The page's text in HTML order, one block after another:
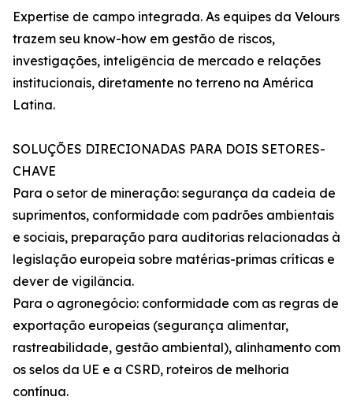
Expertise de campo integrada. As equipes da Velours
trazem seu know-how em gestão de riscos,
investigações, inteligência de mercado e relações
institucionais, diretamente no terreno na América
Latina.
SOLUÇÕES DIRECIONADAS PARA DOIS SETORES-
CHAVE
Para o setor de mineração: segurança da cadeia de
suprimentos, conformidade com padrões ambientais
e sociais, preparação para auditorias relacionadas à
legislação europeia sobre matérias-primas críticas e
dever de vigilância.
Para o agronegócio: conformidade com as regras de
exportação europeias (segurança alimentar,
rastreabilidade, gestão ambiental), alinhamento com
os selos da UE e a CSRD, roteiros de melhoria
contínua.